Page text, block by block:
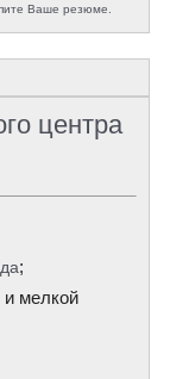
Ваше резюме.
центра
;
мелкой